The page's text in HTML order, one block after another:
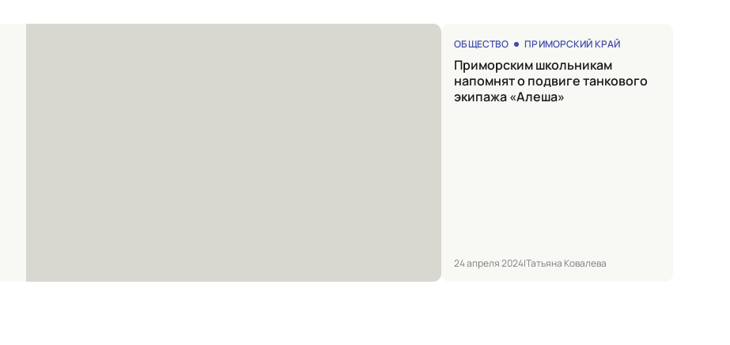
ОБЩЕСТВО ПРИМОРСКИЙ КРАЙ
Приморским школьникам
напомнят о подвиге танкового
экипажа «Алеша»
24 апреля 2024|Татьяна Ковалева